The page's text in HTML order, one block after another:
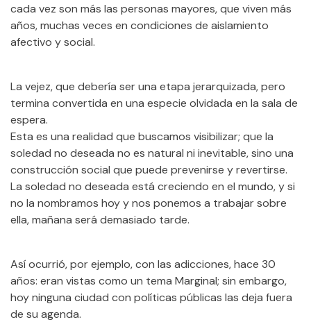
cada vez son más las personas mayores, que viven más
años, muchas veces en condiciones de aislamiento
afectivo y social.
La vejez, que debería ser una etapa jerarquizada, pero
termina convertida en una especie olvidada en la sala de
espera.
Esta es una realidad que buscamos visibilizar; que la
soledad no deseada no es natural ni inevitable, sino una
construcción social que puede prevenirse y revertirse.
La soledad no deseada está creciendo en el mundo, y si
no la nombramos hoy y nos ponemos a trabajar sobre
ella, mañana será demasiado tarde.
Así ocurrió, por ejemplo, con las adicciones, hace 30
años: eran vistas como un tema Marginal; sin embargo,
hoy ninguna ciudad con políticas públicas las deja fuera
de su agenda.